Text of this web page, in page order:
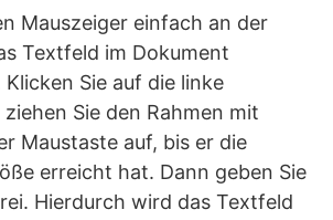
Mauszeiger einfach an der
Textfeld im Dokument
Sie auf die linke
Sie den Rahmen mit
Maustaste auf, bis er die
erreicht hat. Dann geben Sie
Hierdurch wird das Textfeld